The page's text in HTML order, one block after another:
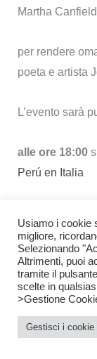
Martha Canfield
per rendere
poeta e artista
L’evento sarà
alle ore 18:00
Perú en Italia
Jorge Eielson
Usiamo i cookie
migliore,
Selezionando
Altrimenti, puoi
tramite il
scelte in
>Gestione
Gestisci i cookie